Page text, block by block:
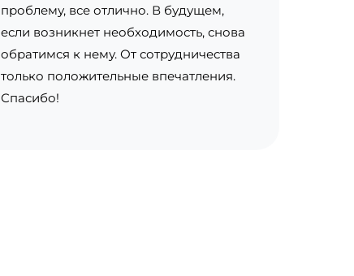
проблему, все отлично. В будущем,
если возникнет необходимость, снова
обратимся к нему. От сотрудничества
только положительные впечатления.
Спасибо!